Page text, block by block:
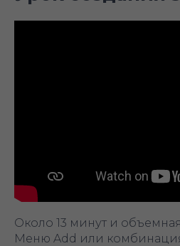
Около 13 минут и объемная
Меню Add или